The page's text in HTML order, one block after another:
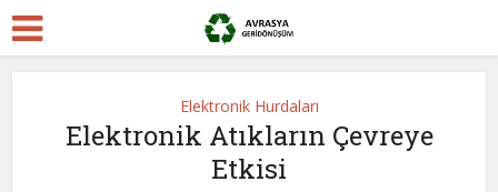
Elektronik Hurdaları
Elektronik Atıkların Çevreye
Etkisi